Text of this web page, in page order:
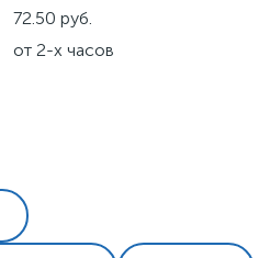
72.50 руб.
от 2-х часов